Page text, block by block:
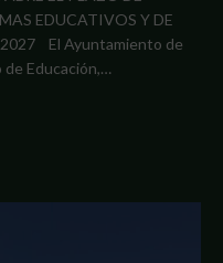
EDUCATIVOS Y DE
El Ayuntamiento de
Educación,…